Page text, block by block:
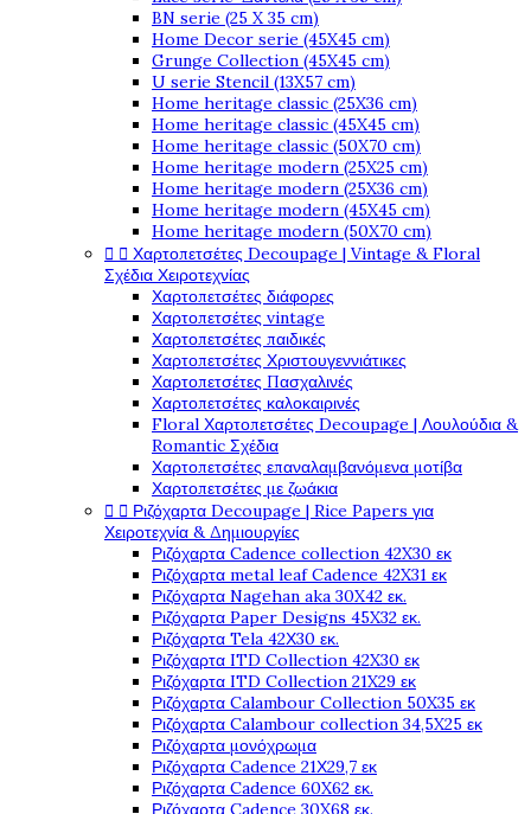
BN serie (25 X 35 cm)
Home Decor serie (45X45 cm)
Grunge Collection (45X45 cm)
U serie Stencil (13X57 cm)
Home heritage classic (25X36 cm)
Home heritage classic (45X45 cm)
Home heritage classic (50X70 cm)
Home heritage modern (25X25 cm)
Home heritage modern (25X36 cm)
Home heritage modern (45X45 cm)
Home heritage modern (50X70 cm)
  Χαρτοπετσέτες Decoupage | Vintage & Floral
Σχέδια Χειροτεχνίας
Χαρτοπετσέτες διάφορες
Χαρτοπετσέτες vintage
Χαρτοπετσέτες παιδικές
Χαρτοπετσέτες Χριστουγεννιάτικες
Χαρτοπετσέτες Πασχαλινές
Χαρτοπετσέτες καλοκαιρινές
Floral Χαρτοπετσέτες Decoupage | Λουλούδια &
Romantic Σχέδια
Χαρτοπετσέτες επαναλαμβανόμενα μοτίβα
Χαρτοπετσέτες με ζωάκια
  Ριζόχαρτα Decoupage | Rice Papers για
Χειροτεχνία & Δημιουργίες
Ριζόχαρτα Cadence collection 42X30 εκ
Ριζόχαρτα metal leaf Cadence 42X31 εκ
Ριζόχαρτα Nagehan aka 30X42 εκ.
Ριζόχαρτα Paper Designs 45X32 εκ.
Ριζόχαρτα Tela 42Χ30 εκ.
Ριζόχαρτα ITD Collection 42X30 εκ
Ριζόχαρτα ITD Collection 21X29 εκ
Ριζόχαρτα Calambour Collection 50X35 εκ
Ριζόχαρτα Calambour collection 34,5X25 εκ
Ριζόχαρτα μονόχρωμα
Ριζόχαρτα Cadence 21Χ29,7 εκ
Ριζόχαρτα Cadence 60X62 εκ.
Ριζόχαρτα Cadence 30X68 εκ.